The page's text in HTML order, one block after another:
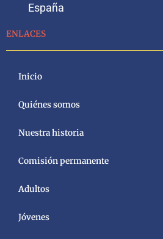
España
ENLACES
Inicio
Quiénes somos
Nuestra historia
Comisión permanente
Adultos
Jóvenes